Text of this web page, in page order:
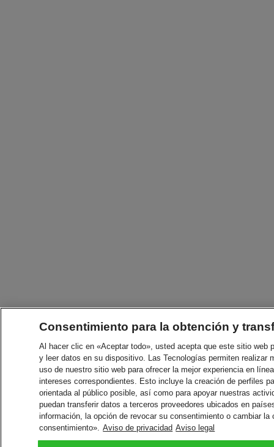
Consentimiento para la obtención y
Al hacer clic en «Aceptar todo», usted acepta que este sitio
y leer datos en su dispositivo. Las Tecnologías permiten
uso de nuestro sitio web para ofrecer la mejor experiencia en
intereses correspondientes. Esto incluye la creación de perfiles
orientada al público posible, así como para apoyar nuestras
puedan transferir datos a terceros proveedores ubicados en
información, la opción de revocar su consentimiento o cambiar
consentimiento». Aviso de privacidad Aviso legal